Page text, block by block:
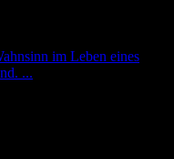
im Leben eines
...